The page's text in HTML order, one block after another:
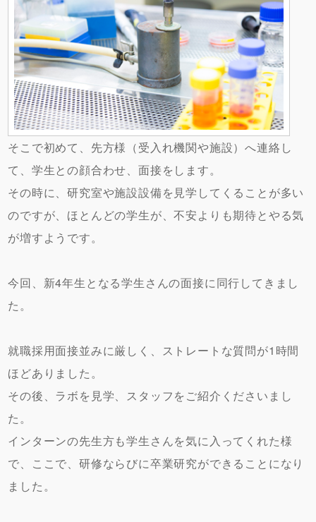
そこで初めて、先方様（受入れ機関や施設）へ連絡し
て、学生との顔合わせ、面接をします。
その時に、研究室や施設設備を見学してくることが多い
のですが、ほとんどの学生が、不安よりも期待とやる気
が増すようです。
今回、新4年生となる学生さんの面接に同行してきまし
た。
就職採用面接並みに厳しく、ストレートな質問が1時間
ほどありました。
その後、ラボを見学、スタッフをご紹介くださいまし
た。
インターンの先生方も学生さんを気に入ってくれた様
で、ここで、研修ならびに卒業研究ができることになり
ました。